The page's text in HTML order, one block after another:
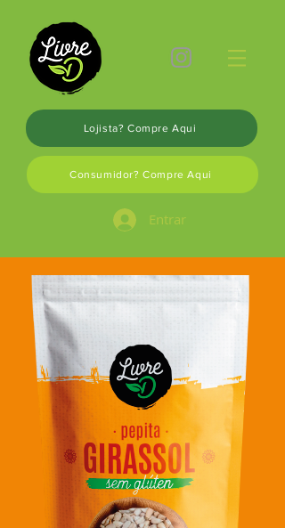
Lojista? Compre Aqui
Consumidor? Compre Aqui
Entrar